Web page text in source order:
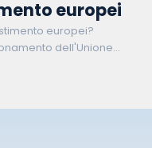
europei
europei?
dell'Unione
mira a ridurre il divario